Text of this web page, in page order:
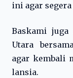
ini agar
Baskami juga
Utara
agar kembali
lansia.